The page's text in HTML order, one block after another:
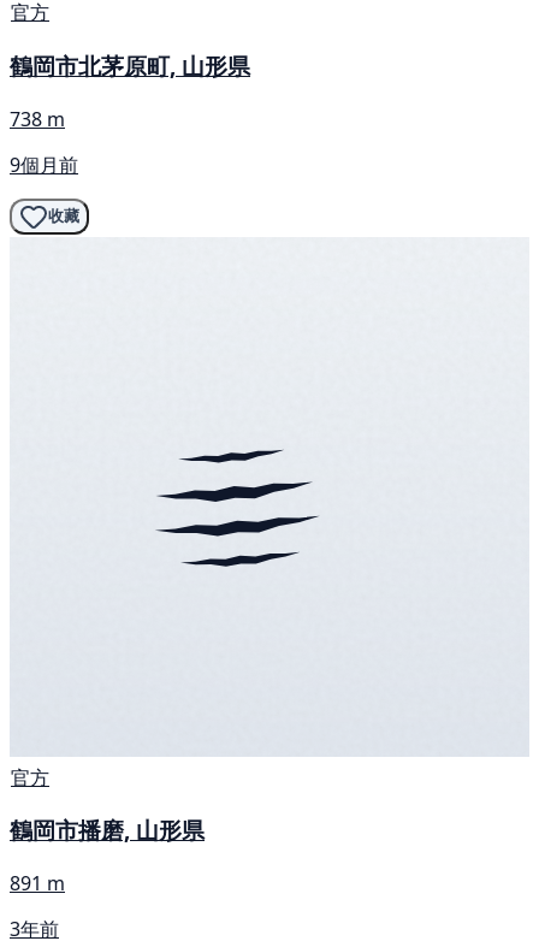
官方
鶴岡市北茅原町, 山形県
738 m
9個月前
收藏
官方
鶴岡市播磨, 山形県
891 m
3年前